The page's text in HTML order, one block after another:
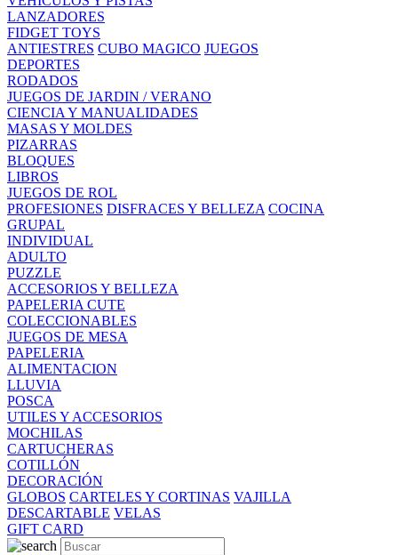
LANZADORES
FIDGET TOYS
ANTIESTRES CUBO MAGICO JUEGOS
DEPORTES
RODADOS
JUEGOS DE JARDIN / VERANO
CIENCIA Y MANUALIDADES
MASAS Y MOLDES
PIZARRAS
BLOQUES
LIBROS
JUEGOS DE ROL
PROFESIONES DISFRACES Y BELLEZA COCINA
GRUPAL
INDIVIDUAL
ADULTO
PUZZLE
ACCESORIOS Y BELLEZA
PAPELERIA CUTE
COLECCIONABLES
JUEGOS DE MESA
PAPELERIA
ALIMENTACION
LLUVIA
POSCA
UTILES Y ACCESORIOS
MOCHILAS
CARTUCHERAS
COTILLÓN
DECORACIÓN
GLOBOS CARTELES Y CORTINAS VAJILLA
DESCARTABLE VELAS
GIFT CARD